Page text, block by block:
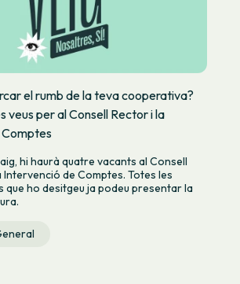
el rumb de la teva cooperativa?
veus per al Consell Rector i la
hi haurà quatre vacants al Consell
Intervenció de Comptes. Totes les
que ho desitgeu ja podeu presentar la